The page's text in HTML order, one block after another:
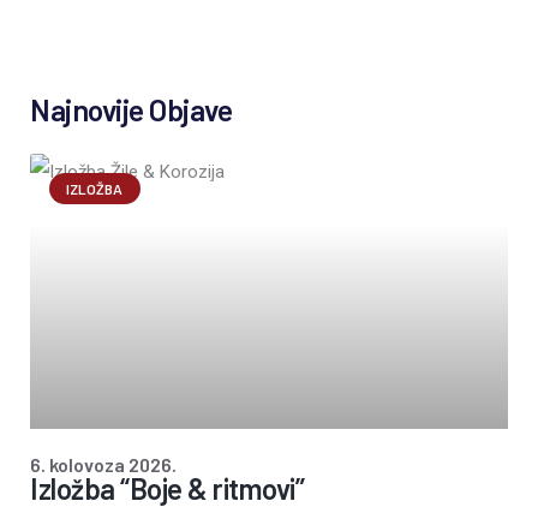
Najnovije Objave
IZLOŽBA
Izložba “Boje & ritmovi”
6. kolovoza 2026.